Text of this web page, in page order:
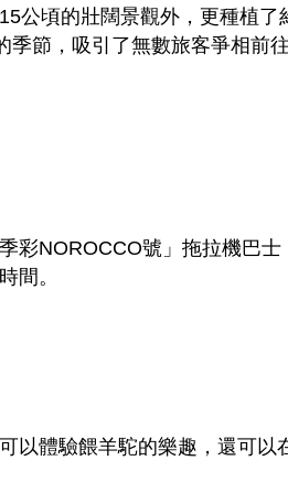
公頃的壯闊景觀外，更種植
節，吸引了無數旅客爭相前
彩NOROCCO號」拖拉機巴
間。
以體驗餵羊駝的樂趣，還可